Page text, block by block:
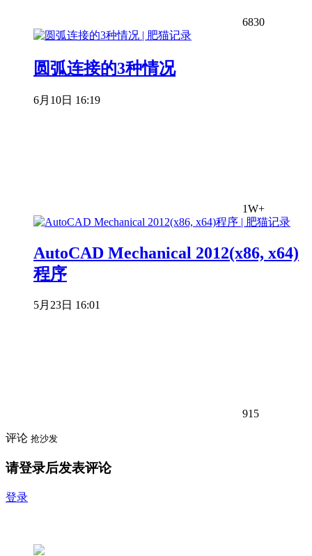
6830
圆弧连接的3种情况
6月10日 16:19
1W+
AutoCAD Mechanical 2012(x86, x64)
程序
5月23日 16:01
915
评论 抢沙发
请登录后发表评论
登录